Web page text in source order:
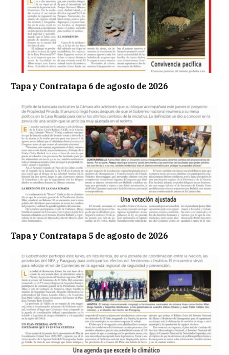
Tapa y Contratapa 6 de agosto de 2026
Tapa y Contratapa 5 de agosto de 2026